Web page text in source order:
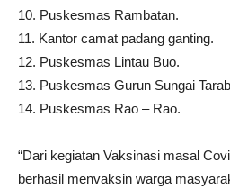
10. Puskesmas Rambatan.
11. Kantor camat padang ganting.
12. Puskesmas Lintau Buo.
13. Puskesmas Gurun Sungai Tarab
14. Puskesmas Rao – Rao.
“Dari kegiatan Vaksinasi masal
berhasil menvaksin warga